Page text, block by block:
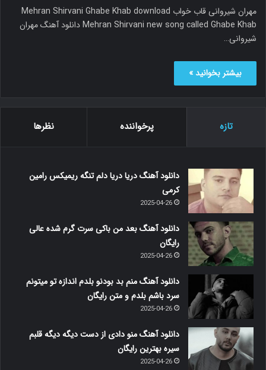
مهران شیروانی قاب خواب Mehran Shirvani Ghabe Khab download
Mehran Shirvani new song called Ghabe Khab دانلود آهنگ مهران
شیروانی…
بیشتر بخوانید »
تازه پرخواننده نظرها
دانلود آهنگ دریا دریا دلم تنگه ریمیکس رامین
کرمی
2025-04-26
دانلود آهنگ بعد من باکی سرت گرم شده عالی
رایگان
2025-04-26
دانلود آهنگ منم بد بودنو بلدم اندازه تو میتونم
سرد باشم بلدم و متن رایگان
2025-04-26
دانلود آهنگ منو دادی از دست دیگه دیگه قلبم
سیره بهترین رایگان
2025-04-26